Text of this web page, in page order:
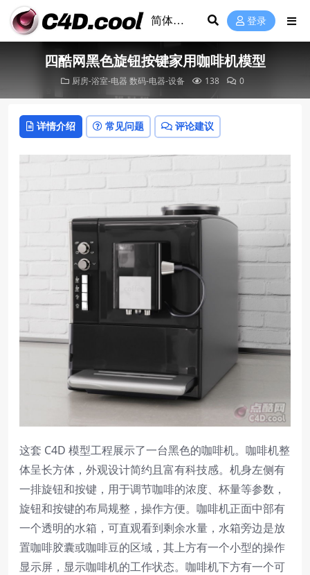
登录
四酷网黑色旋钮按键家用咖啡机模型
厨房-浴室-电器 数码-电器-设备 138 0
详情介绍 常见问题 评论建议
这套 C4D 模型工程展示了一台黑色的咖啡机。咖啡机整
体呈长方体，外观设计简约且富有科技感。机身左侧有
一排旋钮和按键，用于调节咖啡的浓度、杯量等参数，
旋钮和按键的布局规整，操作方便。咖啡机正面中部有
一个透明的水箱，可直观看到剩余水量，水箱旁边是放
置咖啡胶囊或咖啡豆的区域，其上方有一个小型的操作
显示屏，显示咖啡机的工作状态。咖啡机下方有一个可